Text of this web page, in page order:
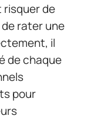
risquer de
rater une
il
de chaque
pour